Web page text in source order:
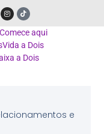
Comece aqui
Vida a Dois
a Dois
e